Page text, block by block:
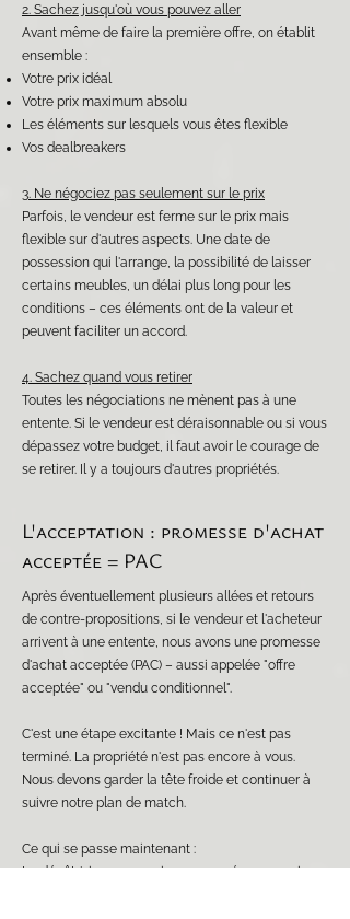
2. Sachez jusqu'où vous pouvez aller
Avant même de faire la première offre, on établit
ensemble :
Votre prix idéal
Votre prix maximum absolu
Les éléments sur lesquels vous êtes flexible
Vos dealbreakers
3. Ne négociez pas seulement sur le prix
Parfois, le vendeur est ferme sur le prix mais
flexible sur d'autres aspects. Une date de
possession qui l'arrange, la possibilité de laisser
certains meubles, un délai plus long pour les
conditions – ces éléments ont de la valeur et
peuvent faciliter un accord.
4. Sachez quand vous retirer
Toutes les négociations ne mènent pas à une
entente. Si le vendeur est déraisonnable ou si vous
dépassez votre budget, il faut avoir le courage de
se retirer. Il y a toujours d'autres propriétés.
L'acceptation : promesse d'achat
acceptée = PAC
Après éventuellement plusieurs allées et retours
de contre-propositions, si le vendeur et l'acheteur
arrivent à une entente, nous avons une promesse
d'achat acceptée (PAC) – aussi appelée "offre
acceptée" ou "vendu conditionnel".
C'est une étape excitante ! Mais ce n'est pas
terminé. La propriété n'est pas encore à vous.
Nous devons garder la tête froide et continuer à
suivre notre plan de match.
Ce qui se passe maintenant :
Le dépôt (si nous en avions proposé un, ce qui